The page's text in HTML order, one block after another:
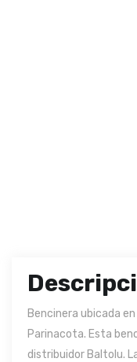
Bencinera ubicada
Parinacota. Esta
distribuidor Baltolu.